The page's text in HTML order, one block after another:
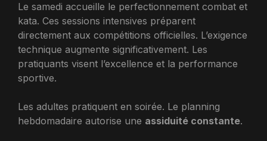
Le samedi accueille le perfectionnement combat et
kata. Ces sessions intensives préparent
directement aux compétitions officielles. L’exigence
technique augmente significativement. Les
pratiquants visent l’excellence et la performance
sportive.
Les adultes pratiquent en soirée. Le planning
hebdomadaire autorise une assiduité constante.